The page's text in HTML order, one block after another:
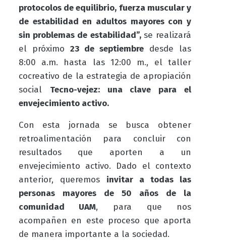
protocolos de equilibrio, fuerza muscular y
de estabilidad en adultos mayores con y
sin problemas de estabilidad”, se realizará
el próximo 23 de septiembre desde las
8:00 a.m. hasta las 12:00 m., el taller
cocreativo de la estrategia de apropiación
social Tecno-vejez: una clave para el
envejecimiento activo.
Con esta jornada se busca obtener
retroalimentación para concluir con
resultados que aporten a un
envejecimiento activo. Dado el contexto
anterior, queremos invitar a todas las
personas mayores de 50 años de la
comunidad UAM, para que nos
acompañen en este proceso que aporta
de manera importante a la sociedad.